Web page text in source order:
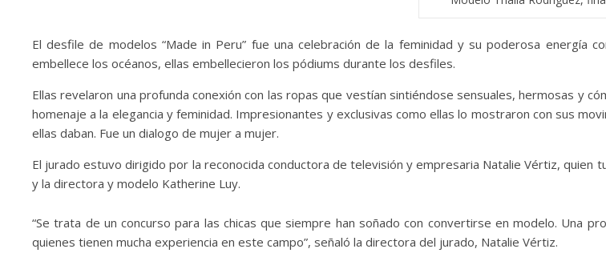
El desfile de modelos “Made in Peru” fue una celebración de la feminidad y su poderosa energía
embellece los océanos, ellas embellecieron los pódiums durante los desfiles.
Ellas revelaron una profunda conexión con las ropas que vestían sintiéndose sensuales, hermosas y
homenaje a la elegancia y feminidad. Impresionantes y exclusivas como ellas lo mostraron con sus
ellas daban. Fue un dialogo de mujer a mujer.
El jurado estuvo dirigido por la reconocida conductora de televisión y empresaria Natalie Vértiz, quien
y la directora y modelo Katherine Luy.
“Se trata de un concurso para las chicas que siempre han soñado con convertirse en modelo. Una
quienes tienen mucha experiencia en este campo”, señaló la directora del jurado, Natalie Vértiz.